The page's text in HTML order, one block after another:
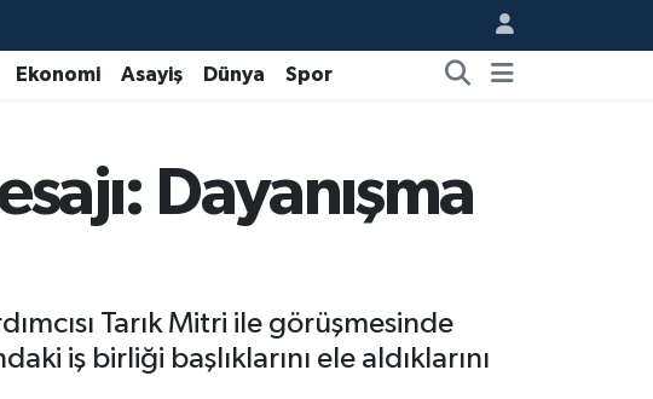
Ekonomi Asayiş Dünya Spor
Dayanışma
Tarık Mitri ile görüşmesinde
iş birliği başlıklarını ele aldıklarını